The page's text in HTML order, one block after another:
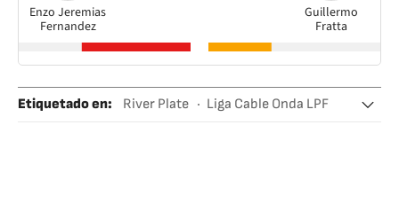
Enzo Jeremias
Fernandez
Guillermo
Fratta
Etiquetado en: River Plate
Liga Cable Onda LPF